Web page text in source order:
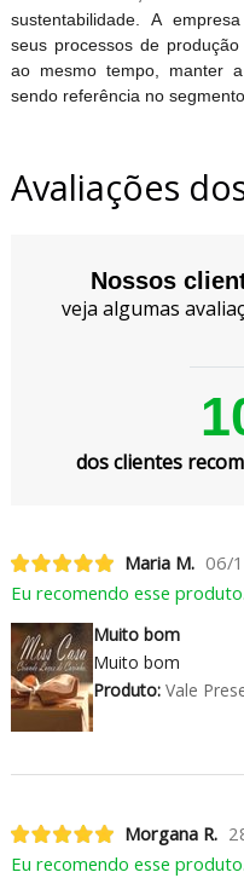
sustentabilidade. A
seus processos de
ao mesmo tempo, manter
sendo referência no
Avaliações
Nossos
veja algumas
dos clientes
Maria M. 06/
Eu recomendo esse produto.
Muito bom
Muito bom
Produto:Vale
Morgana R.
Eu recomendo esse produto.